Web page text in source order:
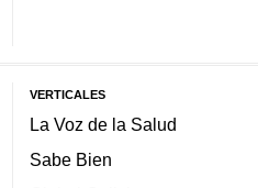
VERTICALES
La Voz de la Salud
Sabe Bien